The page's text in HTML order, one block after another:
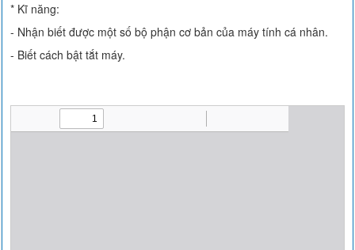
* Kĩ năng:
- Nhận biết được một số bộ phận cơ bản của máy tính cá nhân.
- Biết cách bật tắt máy.